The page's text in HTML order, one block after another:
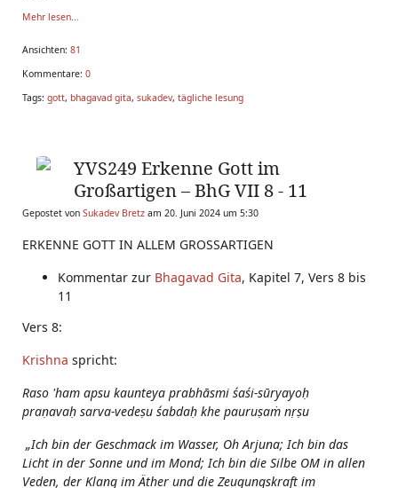
Mehr lesen...
Ansichten: 81
Kommentare: 0
Tags: gott, bhagavad gita, sukadev, tägliche lesung
YVS249 Erkenne Gott im
Großartigen – BhG VII 8 - 11
Gepostet von Sukadev Bretz am 20. Juni 2024 um 5:30
ERKENNE GOTT IN ALLEM GROSSARTIGEN
Kommentar zur Bhagavad Gita, Kapitel 7, Vers 8 bis
11
Vers 8:
Krishna spricht:
Raso 'ham apsu kaunteya prabhāsmi śaśi-sūryayoḥ
praṇavaḥ sarva-vedeṣu śabdaḥ khe pauruṣaṁ nṛṣu
„Ich bin der Geschmack im Wasser, Oh Arjuna; Ich bin das
Licht in der Sonne und im Mond; Ich bin die Silbe OM in allen
Veden, der Klang im Äther und die Zeugungskraft im